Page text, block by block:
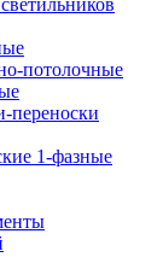
потолочные
переноски
1-фазные